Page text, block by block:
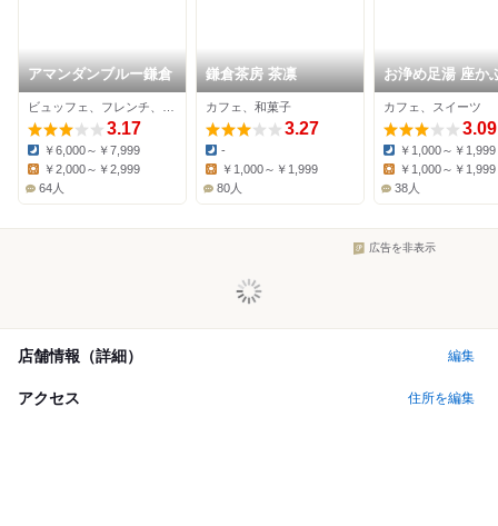
アマンダンブルー鎌倉
3.17
Dinner:
￥6,000～￥7,999
Lunch:
￥2,000～￥2,999
64人
鎌倉茶房 茶凛
カフェ、和菓子
3.27
Dinner:
-
Lunch:
￥1,000～￥1,999
80人
お浄め足湯 座か
カフェ、スイーツ
3.09
Dinner:
￥1,000～￥1,999
Lunch:
￥1,000～￥1,999
38人
広告を非表示
店舗情報（詳細） 編集
アクセス 住所を編集